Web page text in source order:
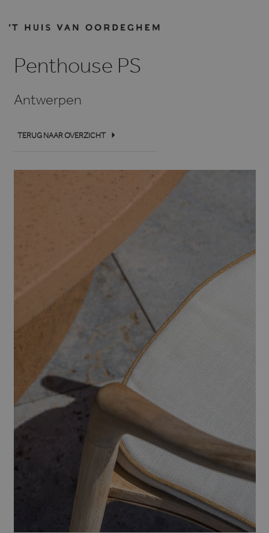
Penthouse PS
Antwerpen
TERUG NAAR OVERZICHT